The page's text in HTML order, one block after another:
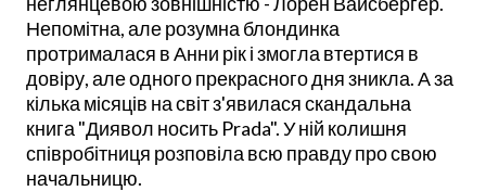
Непомітна, але розумна блондинка
протрималася в Анни рік і змогла втертися в
довіру, але одного прекрасного дня зникла. А за
кілька місяців на світ з'явилася скандальна
книга "Диявол носить Prada". У ній колишня
співробітниця розповіла всю правду про свою
начальницю.